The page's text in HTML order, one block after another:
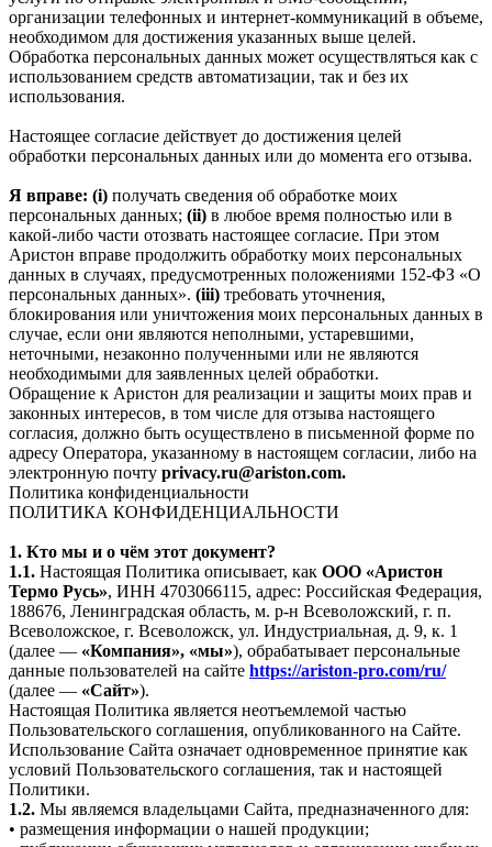
организации телефонных и интернет‑коммуникаций в объеме,
необходимом для достижения указанных выше целей.
Обработка персональных данных может осуществляться как с
использованием средств автоматизации, так и без их
использования.
Настоящее согласие действует до достижения целей
обработки персональных данных или до момента его отзыва.
Я вправе: (i) получать сведения об обработке моих
персональных данных; (ii) в любое время полностью или в
какой-либо части отозвать настоящее согласие. При этом
Аристон вправе продолжить обработку моих персональных
данных в случаях, предусмотренных положениями 152-ФЗ «О
персональных данных». (iii) требовать уточнения,
блокирования или уничтожения моих персональных данных в
случае, если они являются неполными, устаревшими,
неточными, незаконно полученными или не являются
необходимыми для заявленных целей обработки.
Обращение к Аристон для реализации и защиты моих прав и
законных интересов, в том числе для отзыва настоящего
согласия, должно быть осуществлено в письменной форме по
адресу Оператора, указанному в настоящем согласии, либо на
электронную почту privacy.ru@ariston.com.
Политика конфиденциальности
ПОЛИТИКА КОНФИДЕНЦИАЛЬНОСТИ
1. Кто мы и о чём этот документ?
1.1. Настоящая Политика описывает, как ООО «Аристон
Термо Русь», ИНН 4703066115, адрес: Российская Федерация,
188676, Ленинградская область, м. р-н Всеволожский, г. п.
Всеволожское, г. Всеволожск, ул. Индустриальная, д. 9, к. 1
(далее — «Компания», «мы»), обрабатывает персональные
данные пользователей на сайте https://ariston-pro.com/ru/
(далее — «Сайт»).
Настоящая Политика является неотъемлемой частью
Пользовательского соглашения, опубликованного на Сайте.
Использование Сайта означает одновременное принятие как
условий Пользовательского соглашения, так и настоящей
Политики.
1.2. Мы являемся владельцами Сайта, предназначенного для:
• размещения информации о нашей продукции;